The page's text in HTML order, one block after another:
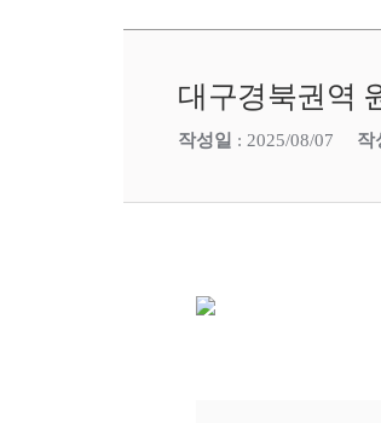
대구경북권역
작성일 : 2025/08/07 작